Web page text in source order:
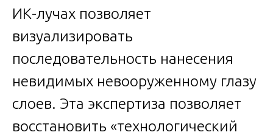
ИК-лучах позволяет
визуализировать
последовательность нанесения
невидимых невооруженному глазу
слоев. Эта экспертиза позволяет
восстановить «технологический